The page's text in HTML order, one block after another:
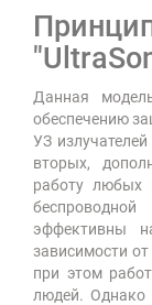
Данная
обеспечению
УЗ
вторых,
работу любых
эффективны
зависимости
при этом
людей. Однако